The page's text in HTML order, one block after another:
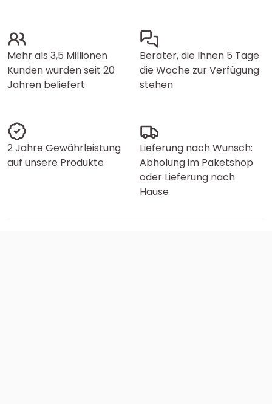
Mehr als 3,5 Millionen
Kunden wurden seit 20
Jahren beliefert
Berater, die Ihnen 5 Tage
die Woche zur Verfügung
stehen
2 Jahre Gewährleistung
auf unsere Produkte
Lieferung nach Wunsch:
Abholung im Paketshop
oder Lieferung nach
Hause